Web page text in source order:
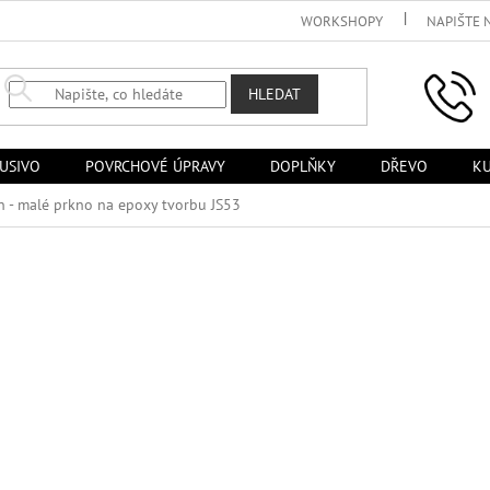
WORKSHOPY NAPIŠTE
HLEDAT
POVRCHOVÉ ÚPRAVY DOPLŇKY DŘEVO
- malé prkno na epoxy tvorbu JS53